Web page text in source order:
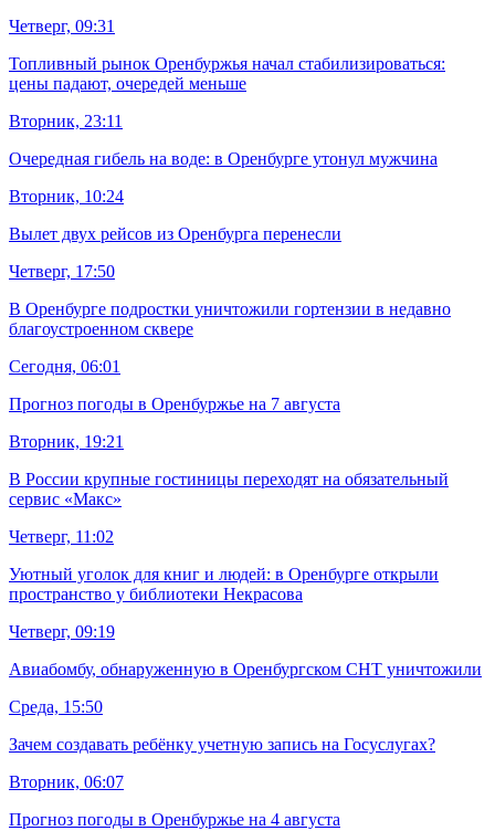
Четверг, 09:31
Топливный рынок Оренбуржья начал стабилизироваться:
цены падают, очередей меньше
Вторник, 23:11
Очередная гибель на воде: в Оренбурге утонул мужчина
Вторник, 10:24
Вылет двух рейсов из Оренбурга перенесли
Четверг, 17:50
В Оренбурге подростки уничтожили гортензии в недавно
благоустроенном сквере
Сегодня, 06:01
Прогноз погоды в Оренбуржье на 7 августа
Вторник, 19:21
В России крупные гостиницы переходят на обязательный
сервис «Макс»
Четверг, 11:02
Уютный уголок для книг и людей: в Оренбурге открыли
пространство у библиотеки Некрасова
Четверг, 09:19
Авиабомбу, обнаруженную в Оренбургском СНТ уничтожили
Среда, 15:50
Зачем создавать ребёнку учетную запись на Госуслугах?
Вторник, 06:07
Прогноз погоды в Оренбуржье на 4 августа